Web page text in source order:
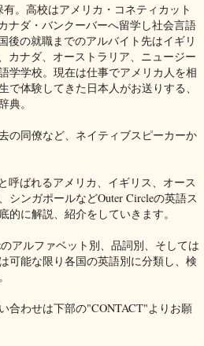
有。高校はアメリカ・コネティカット
ナダ・バンクーバーへ留学し社会言語
後の就職までのアルバイト先はイギリ
カナダ、オーストラリア、ニュージー
学学校。現在は仕事でアメリカ人を相
で体験してきた日本人がお送りする、
典。
の同僚など、ネイティブスピーカーか
呼ばれるアメリカ、イギリス、オース
シンガポールなどOuter Circleの英語ス
的に解説、紹介をしていきます。
アルファベット別、品詞別、そしては
可能な限り各国の英語別に分類し、検
合わせは下部の"CONTACT"よりお願